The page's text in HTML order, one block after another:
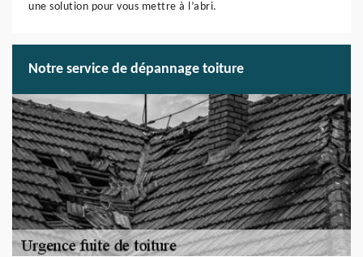
une solution pour vous mettre à l’abri.
Notre service de dépannage toiture